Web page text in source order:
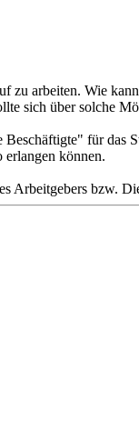
arbeiten. Wie
sich über solche
für
erlangen können.
Arbeitgebers bzw.